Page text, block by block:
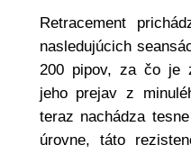
Retracement
nasledujúcich
200 pipov, za čo je
jeho prejav z
teraz nachádza
úrovne, táto